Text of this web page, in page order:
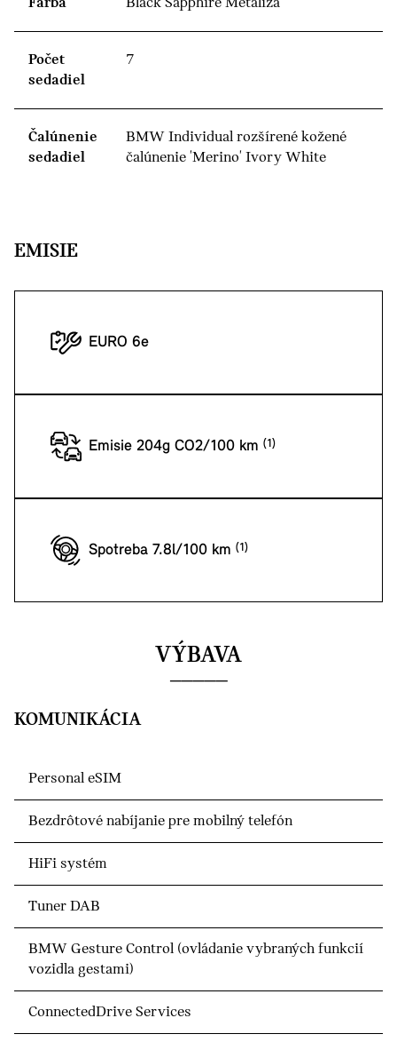
Počet
sedadiel
7
Čalúnenie
sedadiel
BMW Individual rozšírené kožené
čalúnenie 'Merino' Ivory White
EMISIE
EURO 6e
Emisie 204g CO2/100 km
Spotreba 7.8l/100 km
VÝBAVA
KOMUNIKÁCIA
Personal eSIM
Bezdrôtové nabíjanie pre mobilný telefón
HiFi systém
Tuner DAB
BMW Gesture Control (ovládanie vybraných funkcií
vozidla gestami)
ConnectedDrive Services